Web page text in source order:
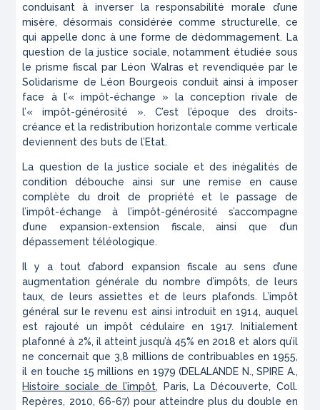
conduisant à inverser la responsabilité morale d’une
misère, désormais considérée comme structurelle, ce
qui appelle donc à une forme de dédommagement. La
question de la justice sociale, notamment étudiée sous
le prisme fiscal par Léon Walras et revendiquée par le
Solidarisme de Léon Bourgeois conduit ainsi à imposer
face à l’« impôt-échange » la conception rivale de
l’« impôt-générosité ». C’est l’époque des droits-
créance et la redistribution horizontale comme verticale
deviennent des buts de l’Etat.
La question de la justice sociale et des inégalités de
condition débouche ainsi sur une remise en cause
complète du droit de propriété et le passage de
l’impôt-échange à l’impôt-générosité s’accompagne
d’une expansion-extension fiscale, ainsi que d’un
dépassement téléologique.
Il y a tout d’abord expansion fiscale au sens d’une
augmentation générale du nombre d’impôts, de leurs
taux, de leurs assiettes et de leurs plafonds. L’impôt
général sur le revenu est ainsi introduit en 1914, auquel
est rajouté un impôt cédulaire en 1917. Initialement
plafonné à 2%, il atteint jusqu’à 45% en 2018 et alors qu’il
ne concernait que 3,8 millions de contribuables en 1955,
il en touche 15 millions en 1979 (DELALANDE N., SPIRE A.,
Histoire sociale de l’impôt, Paris, La Découverte, Coll.
Repères, 2010, 66-67) pour atteindre plus du double en